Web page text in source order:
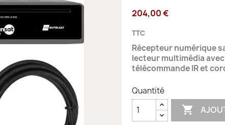
204,00 €
TTC
Récepteur numérique
lecteur multimédia avec
télécommande IR et
Quantité
